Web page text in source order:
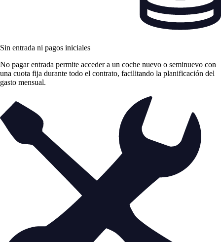
Sin entrada ni pagos iniciales
No pagar entrada permite acceder a un coche nuevo o seminuevo con
una cuota fija durante todo el contrato, facilitando la planificación del
gasto mensual.